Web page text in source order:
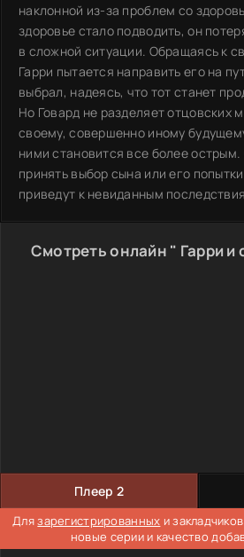
наклонной из-за проблем со
здоровье стало подводить, он
в сложной ситуации. Обращаясь к
Гарри пытается направить его на
выбрал, надеясь, что тот станет
Но Говард не разделяет отцовских
своему, совершенно иному
ними становится все более
принять выбор сына или его
приведут к невиданным
Смотреть онлайн " Гарри и
Плеер 2
Длязарегистрированных и
новые серии и качество